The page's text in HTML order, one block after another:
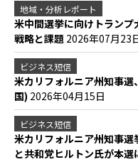
地域・分析レポート
米中間選挙に向けトラン
戦略と課題 2026年07月23
ビジネス短信
米カリフォルニア州知事
国) 2026年04月15日
ビジネス短信
米カリフォルニア州知事
と共和党ヒルトン氏が本選